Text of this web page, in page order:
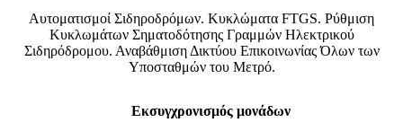
Αυτοματισμοί Σιδηροδρόμων. Κυκλώματα FTGS. Ρύθμιση
Κυκλωμάτων Σηματοδότησης Γραμμών Ηλεκτρικού
Σιδηρόδρομου. Αναβάθμιση Δικτύου Επικοινωνίας Όλων των
Υποσταθμών του Μετρό.
Εκσυγχρονισμός μονάδων